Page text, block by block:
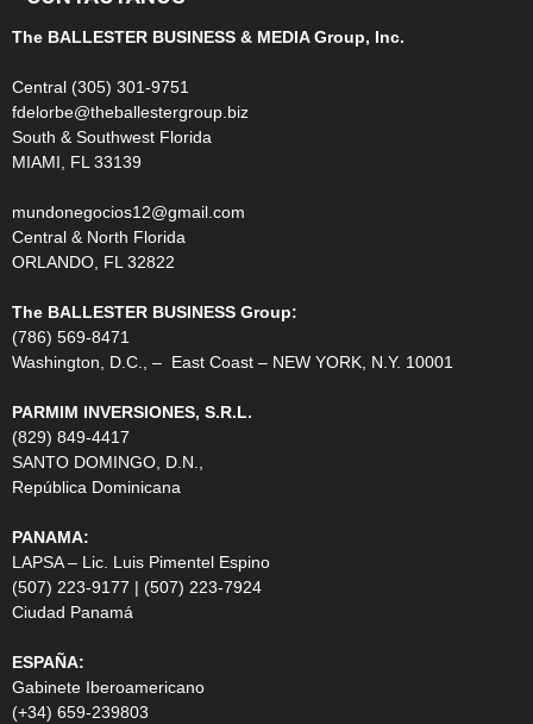
The BALLESTER BUSINESS & MEDIA Group, Inc.
Central (305) 301-9751
fdelorbe@theballestergroup.biz
South & Southwest Florida
MIAMI, FL 33139
mundonegocios12@gmail.com
Central & North Florida
ORLANDO, FL 32822
The BALLESTER BUSINESS Group:
(786) 569-8471
Washington, D.C., – East Coast – NEW YORK, N.Y. 10001
PARMIM INVERSIONES, S.R.L.
(829) 849-4417
SANTO DOMINGO, D.N.,
República Dominicana
PANAMA:
LAPSA – Lic. Luis Pimentel Espino
(507) 223-9177 | (507) 223-7924
Ciudad Panamá
ESPAÑA:
Gabinete Iberoamericano
(+34) 659-239803